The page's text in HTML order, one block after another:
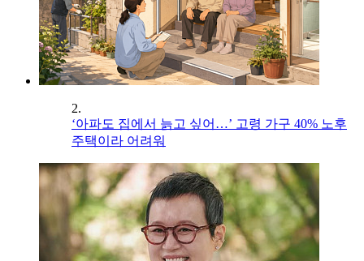
2.
‘아파도 집에서 늙고 싶어…’ 고령 가구 40% 노후
주택이라 어려워